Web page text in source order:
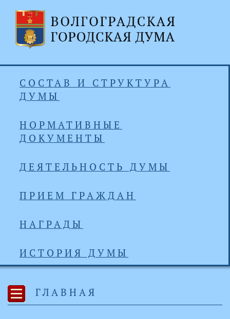
СОСТАВ И СТРУКТУРА
ДУМЫ
НОРМАТИВНЫЕ
ДОКУМЕНТЫ
ДЕЯТЕЛЬНОСТЬ ДУМЫ
ПРИЕМ ГРАЖДАН
НАГРАДЫ
ИСТОРИЯ ДУМЫ
ГЛАВНАЯ